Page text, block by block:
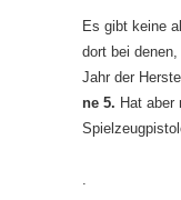
Es gibt keine
dort bei
Jahr der
ne 5. Hat aber
.